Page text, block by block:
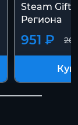
Steam Gift
Региона
951 ₽